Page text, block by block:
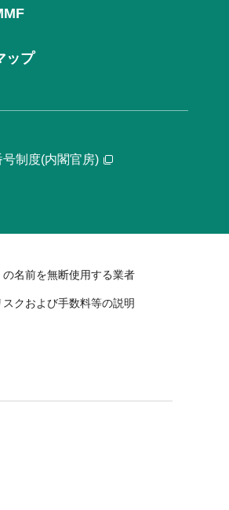
ップ
制度(内閣官房)
の名前を無断使用する業者
クおよび手数料等の説明